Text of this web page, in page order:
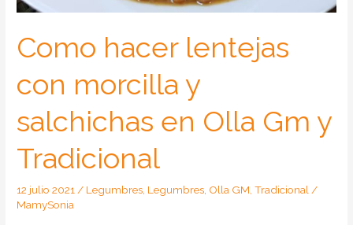
Como hacer lentejas
con morcilla y
salchichas en Olla Gm y
Tradicional
12 julio 2021/ Legumbres, Legumbres, Olla GM,Tradicional/
MamySonia